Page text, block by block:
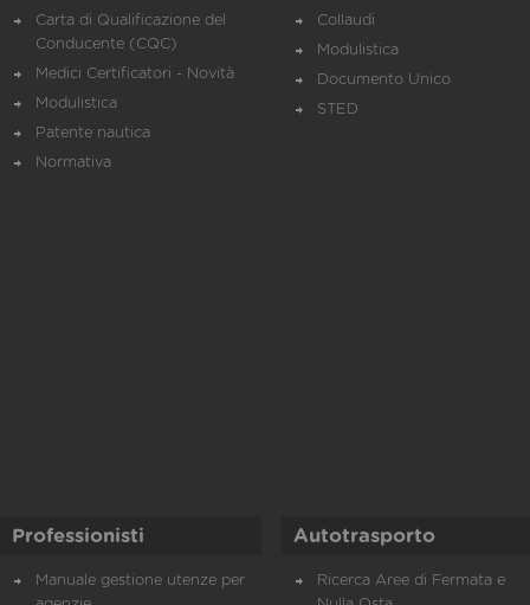
Carta di Qualificazione del
Conducente (CQC)
Medici Certificatori - Novità
Modulistica
Patente nautica
Normativa
Collaudi
Modulistica
Documento Unico
STED
Professionisti
Manuale gestione utenze per
Autotrasporto
Ricerca Aree di Fermata e